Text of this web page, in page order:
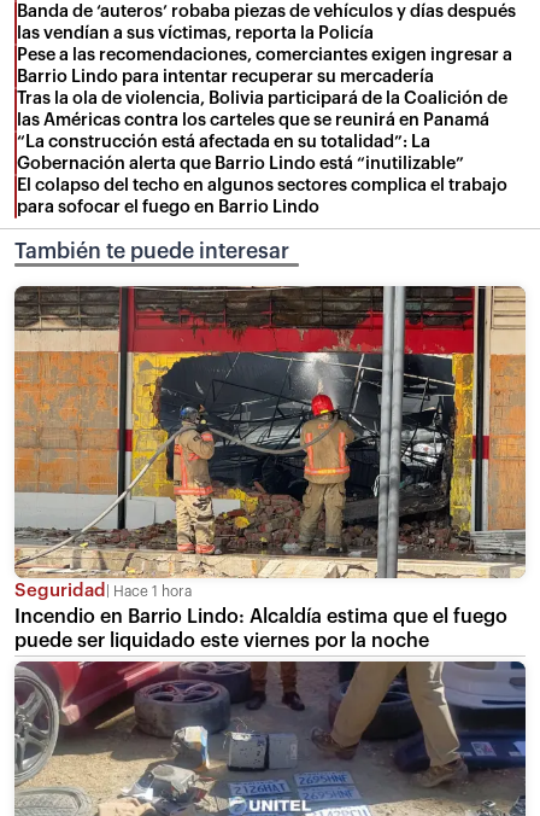
Banda de ‘auteros’ robaba piezas de vehículos y días después
las vendían a sus víctimas, reporta la Policía
Pese a las recomendaciones, comerciantes exigen ingresar a
Barrio Lindo para intentar recuperar su mercadería
Tras la ola de violencia, Bolivia participará de la Coalición de
las Américas contra los carteles que se reunirá en Panamá
“La construcción está afectada en su totalidad”: La
Gobernación alerta que Barrio Lindo está “inutilizable”
El colapso del techo en algunos sectores complica el trabajo
para sofocar el fuego en Barrio Lindo
También te puede interesar
Seguridad Hace 1 hora
Incendio en Barrio Lindo: Alcaldía estima que el fuego
puede ser liquidado este viernes por la noche